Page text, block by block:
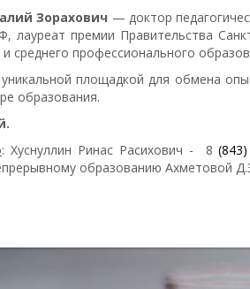
Зорахович — доктор
лауреат премии Правительства
среднего профессионального
площадкой для обмена
образования.
: Хуснуллин Ринас Расихович - 8
образованию Ахметовой